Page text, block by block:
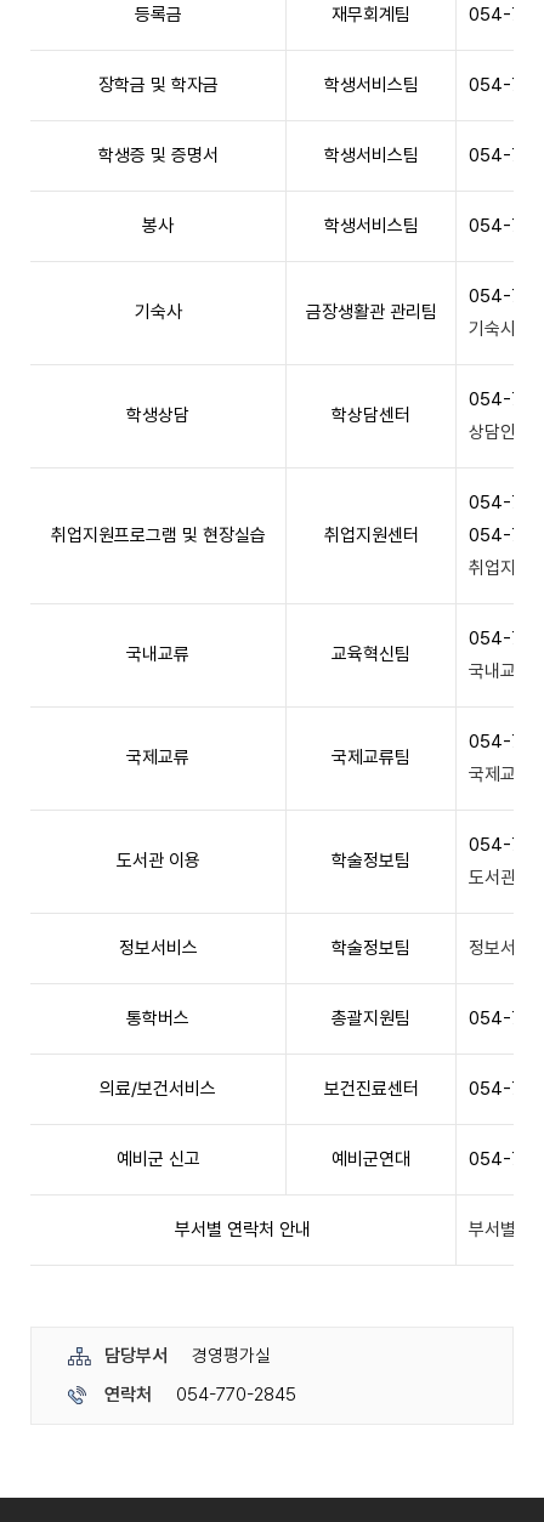
등록금 재무회계팀 054-
장학금 및 학자금 학생서비스팀 054-
학생증 및 증명서 학생서비스팀 054-
봉사 학생서비스팀 054-
기숙사 금장생활관 관리팀
054-
기숙사
학생상담 학상담센터
054-
상담안내
취업지원프로그램 및 현장실습 취업지원센터
054-
054-
취업지원
국내교류 교육혁신팀
054-
국내교류
국제교류 국제교류팀
054-
국제교류
도서관 이용 학술정보팀
054-
도서관안
정보서비스 학술정보팀 정보서비
통학버스 총괄지원팀 054-
의료/보건서비스 보건진료센터 054-
예비군 신고 예비군연대 054-
부서별 연락처 안내 부서별
담당부서
경영평가실
연락처
054-770-2845